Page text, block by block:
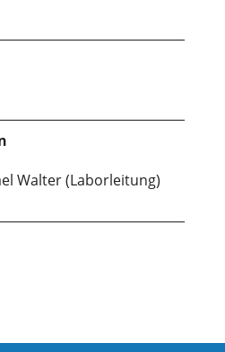
Walter (Laborleitung)